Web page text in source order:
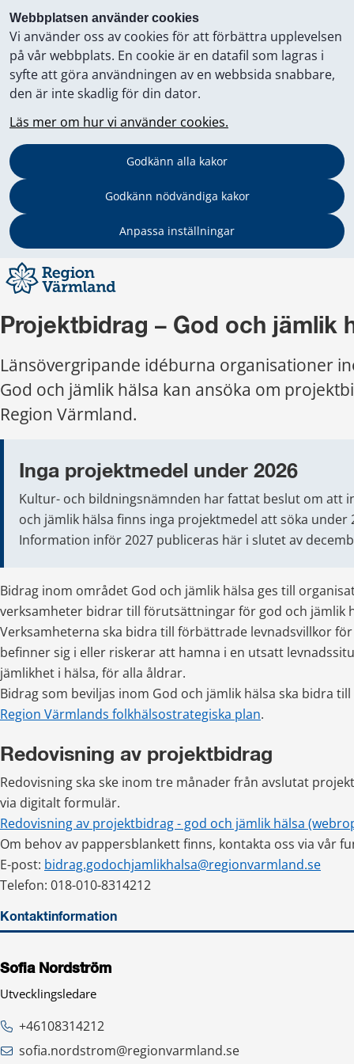
Webbplatsen använder cookies
Vi använder oss av cookies för att förbättra upplevelsen
på vår webbplats. En cookie är en datafil som lagras i
syfte att göra användningen av en webbsida snabbare,
den är inte skadlig för din dator.
Läs mer om hur vi använder cookies.
Godkänn alla kakor
Godkänn nödvändiga kakor
Anpassa inställningar
Projektbidrag – God och jämlik
Länsövergripande idéburna organisationer
God och jämlik hälsa kan ansöka om
Region Värmland.
Inga projektmedel under 2026
Kultur- och bildningsnämnden har fattat beslut om att
och jämlik hälsa finns inga projektmedel att söka under
Information inför 2027 publiceras här i slutet av
Bidrag inom området God och jämlik hälsa ges till
verksamheter bidrar till förutsättningar för god och jämlik
Verksamheterna ska bidra till förbättrade levnadsvillkor
befinner sig i eller riskerar att hamna i en utsatt
jämlikhet i hälsa, för alla åldrar.
Region Värmlands folkhälsostrategiska plan.
Redovisning av projektbidrag
Redovisning ska ske inom tre månader från avslutat
via digitalt formulär.
Redovisning av projektbidrag - god och jämlik hälsa
Om behov av pappersblankett finns, kontakta oss via vår
E-post: bidrag.godochjamlikhalsa@regionvarmland.se
Telefon: 018-010-8314212
Kontaktinformation
Sofia Nordström
Utvecklingsledare
+46108314212
sofia.nordstrom@regionvarmland.se